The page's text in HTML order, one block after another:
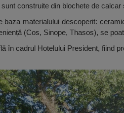
construite din blochete de
baza materialului descoperit:
(Cos, Sinope, Thasos), se
în cadrul Hotelului President, fiind